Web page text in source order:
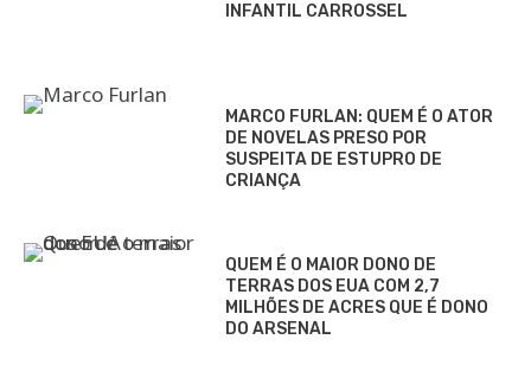
INFANTIL CARROSSEL
MARCO FURLAN: QUEM É O ATOR
DE NOVELAS PRESO POR
SUSPEITA DE ESTUPRO DE
CRIANÇA
QUEM É O MAIOR DONO DE
TERRAS DOS EUA COM 2,7
MILHÕES DE ACRES QUE É DONO
DO ARSENAL